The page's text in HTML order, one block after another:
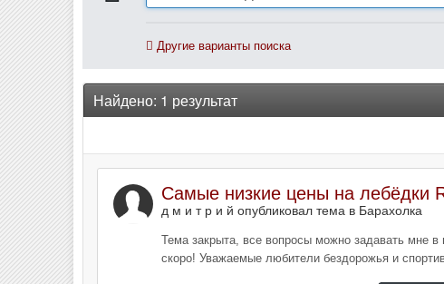
Другие варианты поиска
Найдено: 1 результат
Самые низкие цены на лебёдки
д м и т р и й опубликовал тема в Барахолка
Тема закрыта, все вопросы можно задавать мне в
скоро! Уважаемые любители бездорожья и